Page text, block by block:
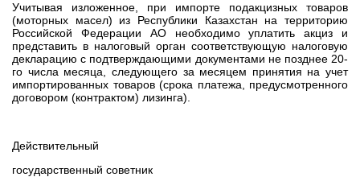
Учитывая изложенное, при импорте подакцизных товаров
(моторных масел) из Республики Казахстан на территорию
Российской Федерации АО необходимо уплатить акциз и
представить в налоговый орган соответствующую налоговую
декларацию с подтверждающими документами не позднее 20-
го числа месяца, следующего за месяцем принятия на учет
импортированных товаров (срока платежа, предусмотренного
договором (контрактом) лизинга).
Действительный
государственный советник